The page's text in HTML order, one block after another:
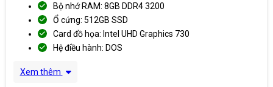
Bộ nhớ RAM: 8GB DDR4 3200
Ổ cứng: 512GB SSD
Card đồ họa: Intel UHD Graphics 730
Hệ điều hành: DOS
Xem thêm